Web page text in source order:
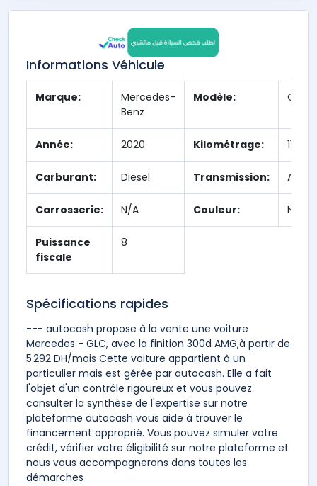
Informations Véhicule
Marque:
Mercedes-
Benz
Modèle:
Année: 2020 Kilométrage:
Carburant: Diesel Transmission:
Carrosserie: N/A Couleur: N/A
Puissance
fiscale
8
Spécifications rapides
--- autocash propose à la vente une voiture
Mercedes - GLC, avec la finition 300d AMG,à partir de
5 292 DH/mois Cette voiture appartient à un
particulier mais est gérée par autocash. Elle a fait
l'objet d'un contrôle rigoureux et vous pouvez
consulter la synthèse de l'expertise sur notre
plateforme autocash vous aide à trouver le
financement approprié. Vous pouvez simuler votre
crédit, vérifier votre éligibilité sur notre plateforme et
nous vous accompagnerons dans toutes les
démarches